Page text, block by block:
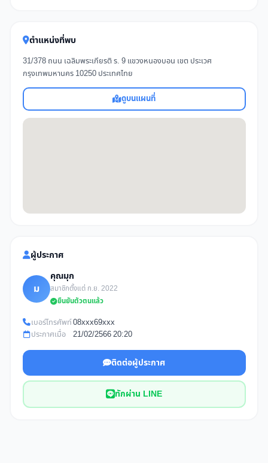
ตำแหน่งที่พบ
31/378 ถนน เฉลิมพระเกียรติ ร. 9 แขวงหนองบอน เขต ประเวศ
กรุงเทพมหานคร 10250 ประเทศไทย
ดูบนแผนที่
ผู้ประกาศ
ม
คุณมุก
สมาชิกตั้งแต่ ก.ย. 2022
ยืนยันตัวตนแล้ว
เบอร์โทรศัพท์08xxx69xxx
ประกาศเมื่อ
21/02/2566 20:20
ติดต่อผู้ประกาศ
ทักผ่าน LINE